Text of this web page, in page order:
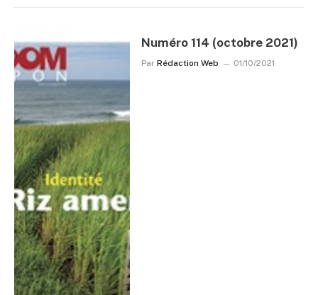
Numéro 114 (octobre 2021)
Par Rédaction Web 01/10/2021